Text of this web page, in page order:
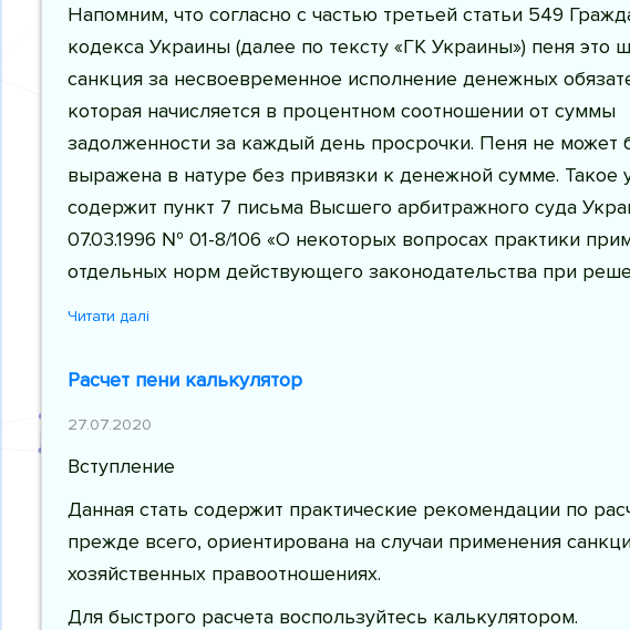
Напомним, что согласно с частью третьей статьи 549
кодекса Украины (далее по тексту «ГК Украины») пеня это
санкция за несвоевременное исполнение денежных
которая начисляется в процентном соотношении от суммы
задолженности за каждый день просрочки. Пеня не может
выражена в натуре без привязки к денежной сумме. Такое
содержит пункт 7 письма Высшего арбитражного суда
07.03.1996 № 01-8/106 «О некоторых вопросах практики
отдельных норм действующего законодательства при
Читати далі
Расчет пени калькулятор
27.07.2020
Вступление
Данная стать содержит практические рекомендации по
прежде всего, ориентирована на случаи применения
хозяйственных правоотношениях.
Для быстрого расчета воспользуйтесь калькулятором.